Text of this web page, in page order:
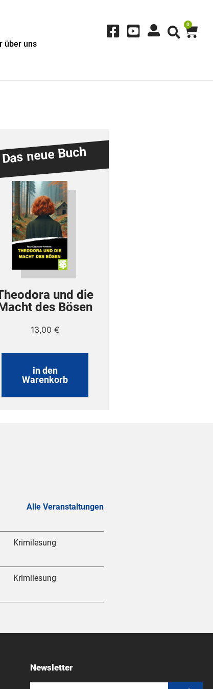
über uns
0
Das neue Buch
und die
des Bösen
13,00 €
in den
Warenkorb
Alle Veranstaltungen
Krimilesung
Krimilesung
Newsletter